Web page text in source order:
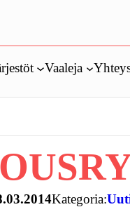
Vaaleja
Kategoria: